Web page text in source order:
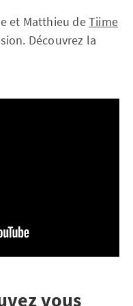
et Matthieu deTiime
Découvrez la
vous